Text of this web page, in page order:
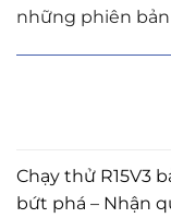
những phiên
Chạy thử R15V3
bứt phá – Nhận